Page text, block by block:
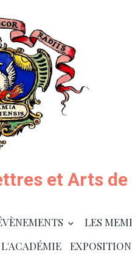
et Arts
LES